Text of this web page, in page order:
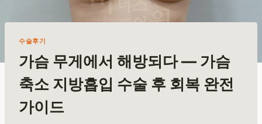
수술후기
가슴 무게에서 해방되다 — 가슴
축소 지방흡입 수술 후 회복 완전
가이드